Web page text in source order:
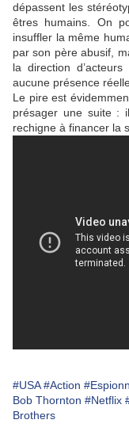
dépassent les
êtres humains. On
insuffler la même
par son père abusif,
la direction
aucune présence réelle
Le pire est
présager une suite :
rechigne à financer la
#USA #Action
Bob Thornton #Netflix
Brothers